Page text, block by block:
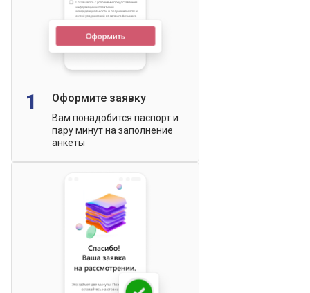
1 Оформите заявку
Вам понадобится паспорт и
пару минут на заполнение
анкеты